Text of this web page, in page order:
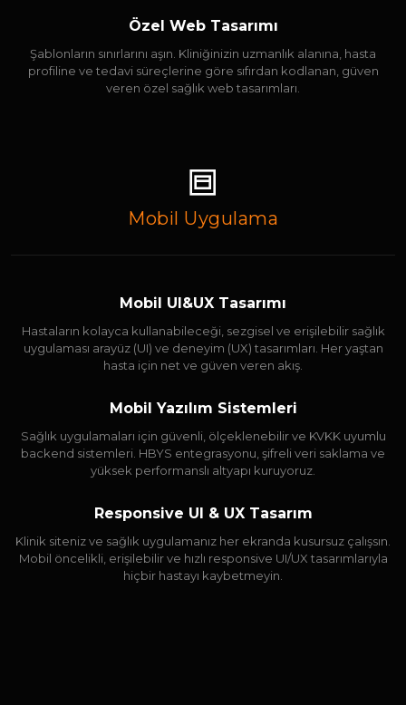
Özel Web Tasarımı
Şablonların sınırlarını aşın. Kliniğinizin uzmanlık alanına, hasta
profiline ve tedavi süreçlerine göre sıfırdan kodlanan, güven
veren özel sağlık web tasarımları.
Mobil Uygulama
Mobil UI&UX Tasarımı
Hastaların kolayca kullanabileceği, sezgisel ve erişilebilir sağlık
uygulaması arayüz (UI) ve deneyim (UX) tasarımları. Her yaştan
hasta için net ve güven veren akış.
Mobil Yazılım Sistemleri
Sağlık uygulamaları için güvenli, ölçeklenebilir ve KVKK uyumlu
backend sistemleri. HBYS entegrasyonu, şifreli veri saklama ve
yüksek performanslı altyapı kuruyoruz.
Responsive UI & UX Tasarım
Klinik siteniz ve sağlık uygulamanız her ekranda kusursuz çalışsın.
Mobil öncelikli, erişilebilir ve hızlı responsive UI/UX tasarımlarıyla
hiçbir hastayı kaybetmeyin.